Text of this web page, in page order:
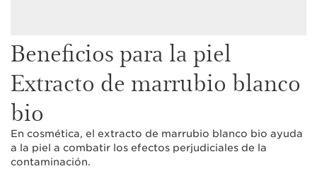
Beneficios para la piel
Extracto de marrubio blanco
bio
En cosmética, el extracto de marrubio blanco bio ayuda
a la piel a combatir los efectos perjudiciales de la
contaminación.